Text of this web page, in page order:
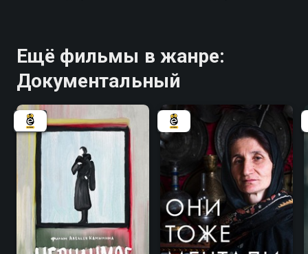
Ещё фильмы в жанре:
Документальный